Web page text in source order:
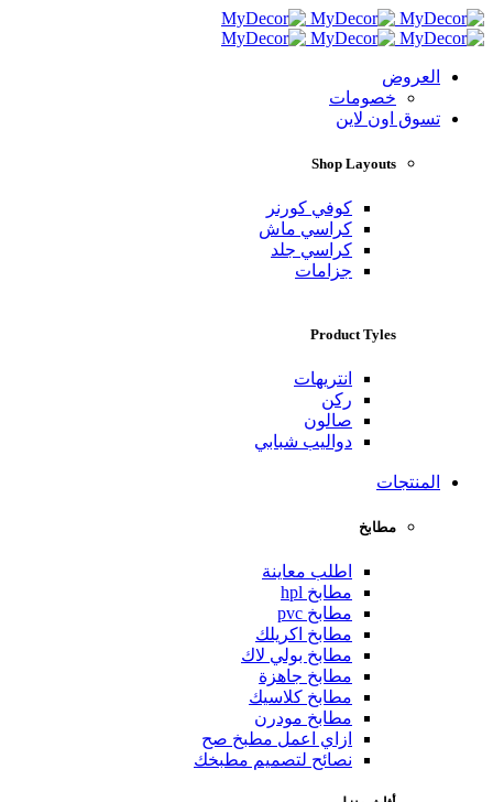
العروض
خصومات
تسوق اون لاين
Shop Layouts
كوفي كورنر
كراسي ماش
كراسي جلد
جزامات
Product Tyles
انتريهات
ركن
صالون
دواليب شبابي
المنتجات
مطابخ
اطلب معاينة
مطابخ hpl
مطابخ pvc
مطابخ اكريلك
مطابخ بولي لاك
مطابخ جاهزة
مطابخ كلاسيك
مطابخ مودرن
ازاي اعمل مطبخ صح
نصائح لتصميم مطبخك